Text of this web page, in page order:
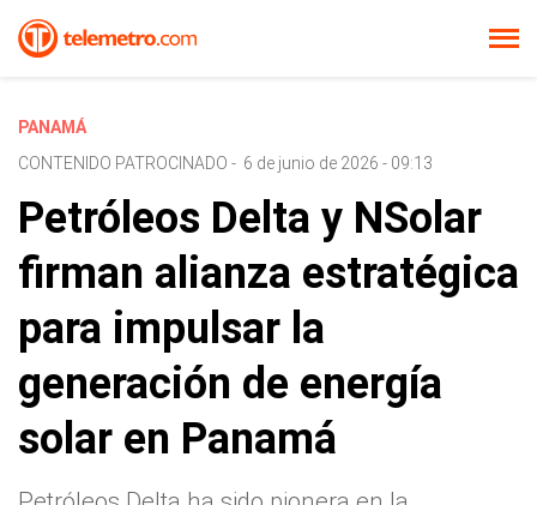
PANAMÁ
CONTENIDO PATROCINADO - 6 de junio de 2026 - 09:13
Petróleos Delta y NSolar
firman alianza estratégica
para impulsar la
generación de energía
solar en Panamá